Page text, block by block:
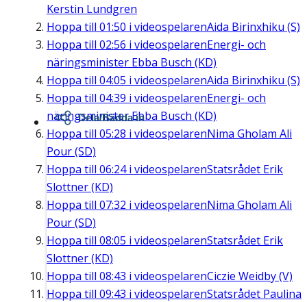
Kerstin Lundgren
Hoppa till 01:50 i videospelarenAida Birinxhiku (S)
Hoppa till 02:56 i videospelarenEnergi- och
näringsminister Ebba Busch (KD)
Hoppa till 04:05 i videospelarenAida Birinxhiku (S)
Hoppa till 04:39 i videospelarenEnergi- och
näringsminister Ebba Busch (KD)
Hoppa till 05:28 i videospelarenNima Gholam Ali
Pour (SD)
Hoppa till 06:24i videospelarenStatsrådet Erik
Slottner (KD)
Hoppa till 07:32 i videospelarenNima Gholam Ali
Pour (SD)
Hoppa till 08:05 i videospelarenStatsrådet Erik
Slottner (KD)
Hoppa till 08:43 i videospelarenCiczie Weidby (V)
Hoppa till 09:43 i videospelarenStatsrådet Paulina
Dela/Bädda in